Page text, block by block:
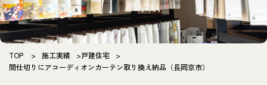
TOP > 施工実績 >戸建住宅
>
間仕切りにアコーディオンカーテン取り換え納品（長岡京市）